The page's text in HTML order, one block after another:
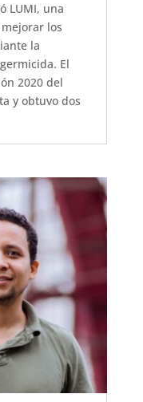
LUMI, una
los
la
El
2020 del
y obtuvo dos